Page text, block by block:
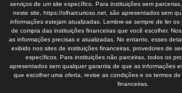
serviços de um site específico. Para instituições sem
neste site, https://olharcurioso.net, são apresentados sem
informações estejam atualizadas. Lembre-se sempre de ler
de compra das instituições financeiras que você escolher.
as informações precisas e atualizadas. No entanto, esses
exibido nos sites de instituições financeiras, provedores de
específicos. Para instituições não parceiras, todos os
apresentados sem qualquer garantia de que as informações
que escolher uma oferta, revise as condições e os termos
financeiras.